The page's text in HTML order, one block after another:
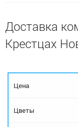
Доставка
Крестцах
Цена
Цветы